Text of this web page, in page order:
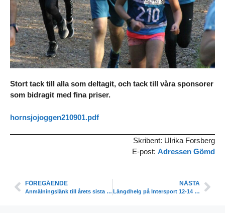
Stort tack till alla som deltagit, och tack till våra sponsorer
som bidragit med fina priser.
hornsjojoggen210901.pdf
Skribent: Ulrika Forsberg
E-post: Adressen Gömd
FÖREGÅENDE
Anmälningslänk till årets sista Hörnsjöjoggen onsdag 1 september.
NÄSTA
Längdhelg på Intersport 12-14 november